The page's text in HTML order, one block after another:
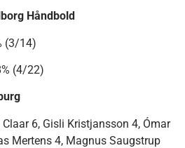
Håndbold
(3/14)
(4/22)
6, Gisli Kristjansson 4, Ómar
Mertens 4, Magnus Saugstrup